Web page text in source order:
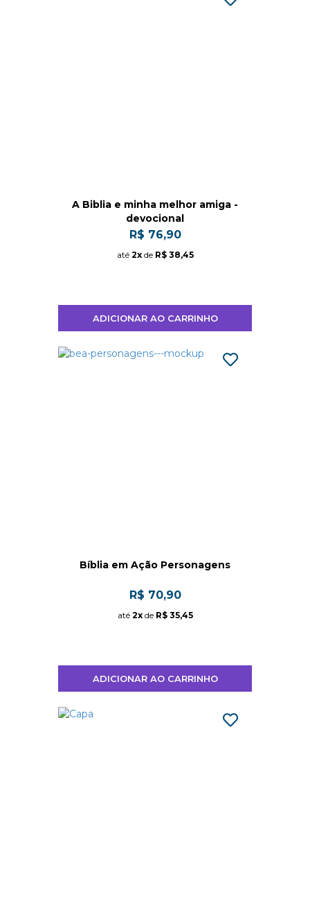
A Biblia e minha melhor amiga -
devocional
R$ 76,90
até 2xde R$ 38,45
ADICIONAR AO CARRINHO
Bíblia em Ação Personagens
R$ 70,90
até 2xde R$ 35,45
ADICIONAR AO CARRINHO